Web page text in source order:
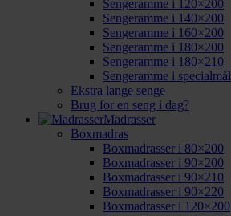
Sengeramme i 120×200
Sengeramme i 140×200
Sengeramme i 160×200
Sengeramme i 180×200
Sengeramme i 180×210
Sengeramme i specialmål
Ekstra lange senge
Brug for en seng i dag?
Madrasser
Boxmadras
Boxmadrasser i 80×200
Boxmadrasser i 90×200
Boxmadrasser i 90×210
Boxmadrasser i 90×220
Boxmadrasser i 120×200